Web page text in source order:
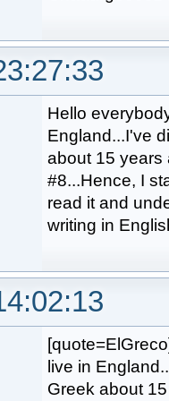
Hello
England...I've
about 15 years
#8...Hence, I
read it and
writing in
live in
Greek about